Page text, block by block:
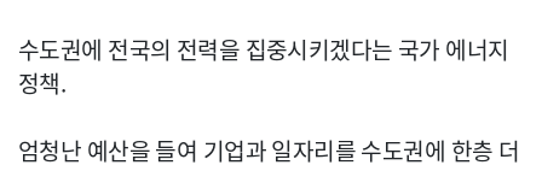
수도권에 전국의 전력을 집중시키겠다는 국가 에너지
정책.
엄청난 예산을 들여 기업과 일자리를 수도권에 한층 더